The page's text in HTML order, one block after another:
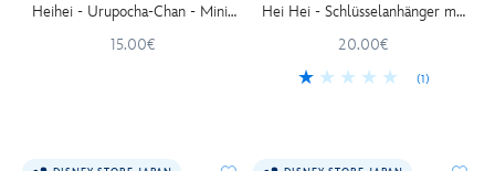
Heihei - Urupocha-Chan - Mini-
15.00€
Hei Hei - Schlüsselanhänger mit
20.00€
(1)